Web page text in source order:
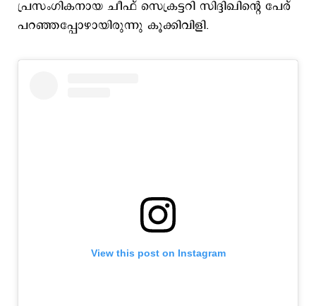
പ്രസംഗികനായ ചീഫ് സെക്രട്ടറി സിദ്ദിഖിന്‍റെ പേര്
പറഞ്ഞപ്പോഴായിരുന്നു കൂക്കിവിളി.
View this post on Instagram